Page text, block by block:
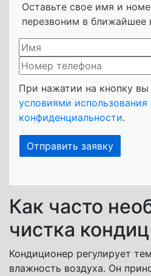
Оставьте свое имя и
перезвоним в ближайшее
При нажатии на кнопку вы
условиями использования
конфиденциальности.
Как часто
чистка
Кондиционер регулирует
влажность воздуха. Он